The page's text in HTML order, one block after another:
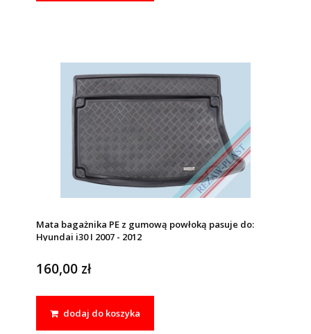
Mata bagażnika PE z gumową powłoką pasuje do:
Hyundai i30 I 2007 - 2012
160,00 zł
dodaj do koszyka